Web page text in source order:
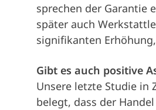
sprechen der Garantie
später auch
signifikanten
Gibt es auch positive
Unsere letzte Studie
belegt, dass der